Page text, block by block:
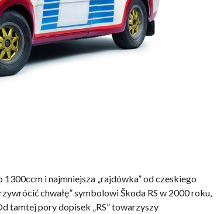
i najmniejsza „rajdówka” od czeskiego
chwałę” symbolowi Škoda RS w 2000 roku,
tamtej pory dopisek „RS” towarzyszy